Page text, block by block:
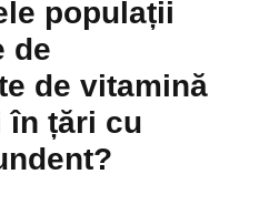
populații
de
de vitamină
în țări cu